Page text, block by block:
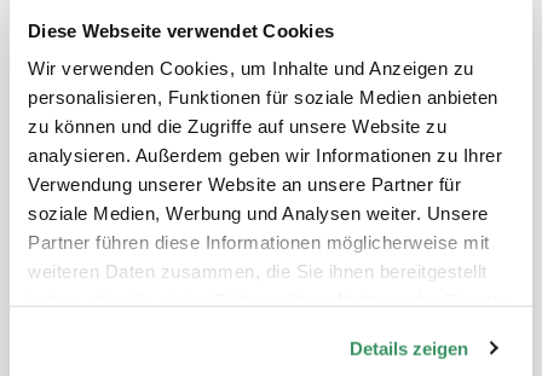
Diese Webseite verwendet Cookies
Wir verwenden Cookies, um Inhalte und Anzeigen zu
personalisieren, Funktionen für soziale Medien anbieten
zu können und die Zugriffe auf unsere Website zu
analysieren. Außerdem geben wir Informationen zu Ihrer
Verwendung unserer Website an unsere Partner für
soziale Medien, Werbung und Analysen weiter. Unsere
Partner führen diese Informationen möglicherweise mit
weiteren Daten zusammen, die Sie ihnen bereitgestellt
Details zeigen
Themen
Freizeitaktivitäten & Spiele,Gemeinnütziges
Schreiben Sie einen Kommentar
Sie müssen angemeldetsein, um einen
Kommentar abzugeben.